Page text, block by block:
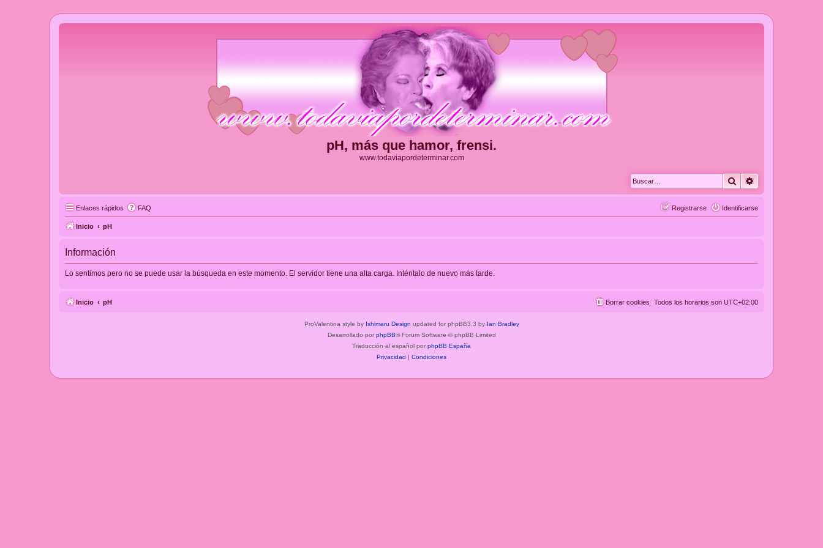
pH, más que hamor, frensi.
www.todaviapordeterminar.com
Buscar
Enlaces rápidos FAQ Identificarse
Registrarse
Inicio pH
Información
Lo sentimos pero no se puede usar la búsqueda en este momento. El servidor tiene una alta carga. Inténtalo de nuevo más tarde.
Inicio pH Todos los horarios son UTC+02:00
Borrar cookies
ProValentina style by Ishimaru Design updated for phpBB3.3 by Ian Bradley
Desarrollado por phpBB® Forum Software © phpBB Limited
Traducción al español por phpBB España
Privacidad | Condiciones